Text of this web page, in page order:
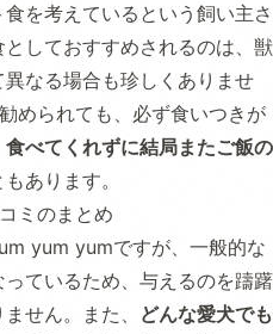
を考えているという飼い主さ
しておすすめされるのは、獣
なる場合も珍しくありませ
められても、必ず食いつきが
食べてくれずに結局またご飯の
あります。
ミのまとめ
yum yumですが、一般的な
ているため、与えるのを躊躇
せん。また、 どんな愛犬でも